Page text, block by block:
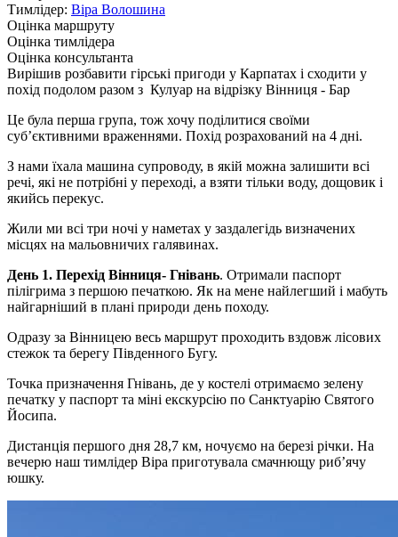
Тимлідер: Віра Волошина
Оцінка маршруту
Оцінка тимлідера
Оцінка консультанта
Вирішив розбавити гірські пригоди у Карпатах і сходити у
похід подолом разом з Кулуар на відрізку Вінниця - Бар
Це була перша група, тож хочу поділитися своїми
субʼєктивними враженнями. Похід розрахований на 4 дні.
З нами їхала машина супроводу, в якій можна залишити всі
речі, які не потрібні у переході, а взяти тільки воду, дощовик і
якийсь перекус.
Жили ми всі три ночі у наметах у заздалегідь визначених
місцях на мальовничих галявинах.
День 1. Перехід Вінниця- Гнівань. Отримали паспорт
пілігрима з першою печаткою. Як на мене найлегший і мабуть
найгарніший в плані природи день походу.
Одразу за Вінницею весь маршрут проходить вздовж лісових
стежок та берегу Південного Бугу.
Точка призначення Гнівань, де у костелі отримаємо зелену
печатку у паспорт та міні екскурсію по Санктуарію Святого
Йосипа.
Дистанція першого дня 28,7 км, ночуємо на березі річки. На
вечерю наш тимлідер Віра приготувала смачнющу рибʼячу
юшку.